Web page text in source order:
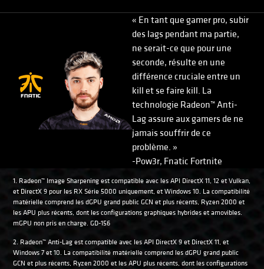
« En tant que gamer pro, subir
des lags pendant ma partie,
ne serait-ce que pour une
seconde, résulte en une
différence cruciale entre un
kill et se faire kill. La
technologie Radeon™ Anti-
Lag assure aux gamers de ne
jamais souffrir de ce
problème. »
-Pow3r, Fnatic Fortnite
1. Radeon™ Image Sharpening est compatible avec les API DirectX 11, 12 et Vulkan,
et DirectX 9 pour les RX Série 5000 uniquement, et Windows 10. La compatibilité
matérielle comprend les dGPU grand public GCN et plus récents, Ryzen 2000 et
les APU plus récents, dont les configurations graphiques hybrides et amovibles.
mGPU non pris en charge. GD-156
2. Radeon™ Anti-Lag est compatible avec les API DirectX 9 et DirectX 11, et
Windows 7 et 10. La compatibilité matérielle comprend les dGPU grand public
GCN et plus récents, Ryzen 2000 et les APU plus récents, dont les configurations